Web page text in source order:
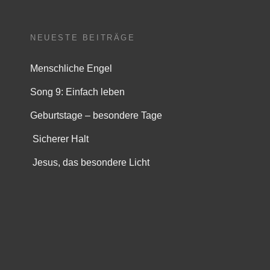
NEUESTE BEITRÄGE
Menschliche Engel
Song 9: Einfach leben
Geburtstage – besondere Tage
Sicherer Halt
Jesus, das besondere Licht